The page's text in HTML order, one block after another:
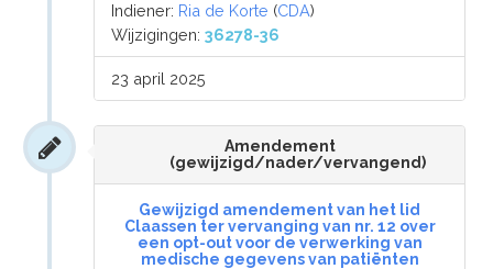
Indiener: Ria de Korte (CDA)
Wijzigingen:36278-36
23 april 2025
Amendement
(gewijzigd/nader/vervangend)
Gewijzigd amendement van het lid
Claassen ter vervanging van nr. 12 over
een opt-out voor de verwerking van
medische gegevens van patiënten